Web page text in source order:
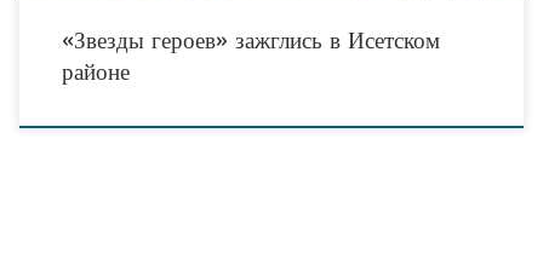
«Звезды героев» зажглись в Исетском
районе